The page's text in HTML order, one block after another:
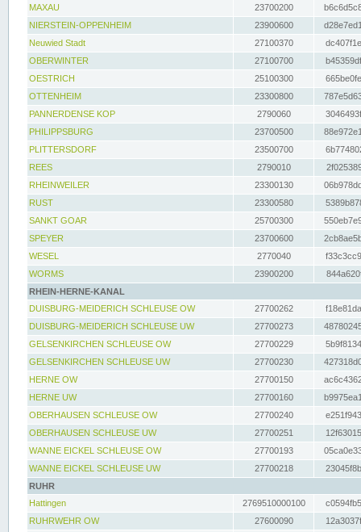
MAXAU
23700200
NIERSTEIN-OPPENHEIM
23900600
Neuwied Stadt
27100370
OBERWINTER
27100700
OESTRICH
25100300
OTTENHEIM
23300800
PANNERDENSE KOP
2790060
PHILIPPSBURG
23700500
PLITTERSDORF
23500700
REES
2790010
RHEINWEILER
23300130
RUST
23300580
SANKT GOAR
25700300
SPEYER
23700600
WESEL
2770040
WORMS
23900200
RHEIN-HERNE-KANAL
DUISBURG-MEIDERICH SCHLEUSE OW
27700262
DUISBURG-MEIDERICH SCHLEUSE UW
27700273
GELSENKIRCHEN SCHLEUSE OW
27700229
GELSENKIRCHEN SCHLEUSE UW
27700230
HERNE OW
27700150
HERNE UW
27700160
OBERHAUSEN SCHLEUSE OW
27700240
OBERHAUSEN SCHLEUSE UW
27700251
WANNE EICKEL SCHLEUSE OW
27700193
WANNE EICKEL SCHLEUSE UW
27700218
RUHR
Hattingen
2769510000100
RUHRWEHR OW
27600090